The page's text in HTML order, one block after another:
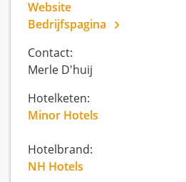
Website
Bedrijfspagina
Contact:
Merle D'huij
Hotelketen:
Minor Hotels
Hotelbrand:
NH Hotels